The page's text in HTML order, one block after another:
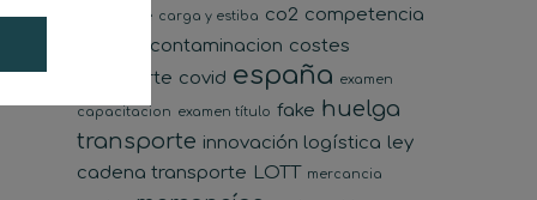
transporte carga y estiba co2 competencia
contaminacion costes
transporte covid españa examen
capacitacion examen título fake huelga
transporte innovación logística ley
cadena transporte LOTT mercancia